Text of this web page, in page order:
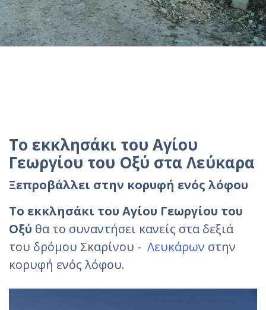
Το εκκλησάκι του Αγίου
Γεωργίου του Οξύ στα Λεύκαρα
Ξεπροβάλλει στην κορυφή ενός λόφου
Το εκκλησάκι του Αγίου Γεωργίου του
Οξύ θα το συναντήσει κανείς στα δεξιά
του δρόμου Σκαρίνου - Λευκάρων στην
κορυφή ενός λόφου.